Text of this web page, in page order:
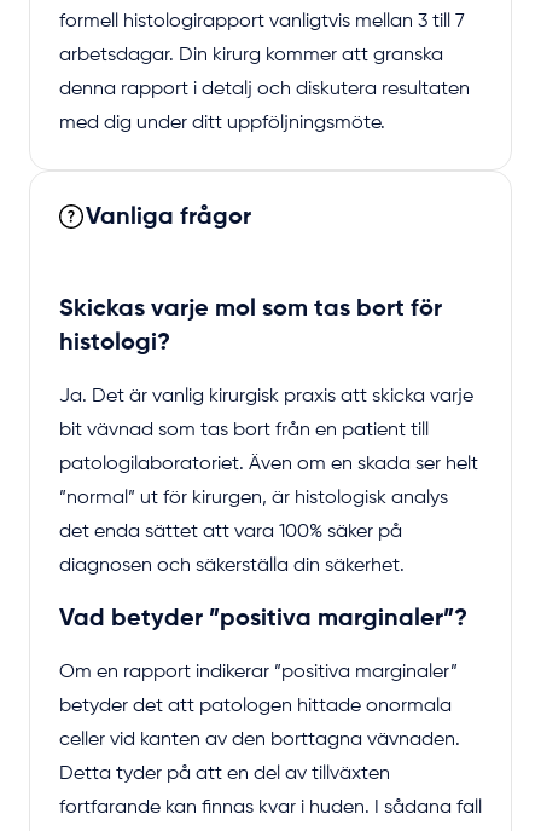
formell histologirapport vanligtvis mellan 3 till 7
arbetsdagar. Din kirurg kommer att granska
denna rapport i detalj och diskutera resultaten
med dig under ditt uppföljningsmöte.
Vanliga frågor
Skickas varje mol som tas bort för
histologi?
Ja. Det är vanlig kirurgisk praxis att skicka varje
bit vävnad som tas bort från en patient till
patologilaboratoriet. Även om en skada ser helt
”normal” ut för kirurgen, är histologisk analys
det enda sättet att vara 100% säker på
diagnosen och säkerställa din säkerhet.
Vad betyder ”positiva marginaler”?
Om en rapport indikerar ”positiva marginaler”
betyder det att patologen hittade onormala
celler vid kanten av den borttagna vävnaden.
Detta tyder på att en del av tillväxten
fortfarande kan finnas kvar i huden. I sådana fall